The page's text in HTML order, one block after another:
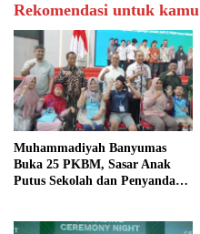
Rekomendasi untuk kamu
Muhammadiyah Banyumas
Buka 25 PKBM, Sasar Anak
Putus Sekolah dan Penyandang